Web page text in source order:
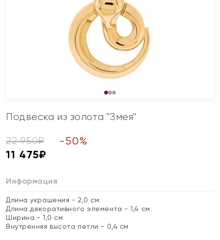
Подвеска из золота "Змея"
22 950₽ -50%
11 475₽
Информация
Длина украшения - 2,0 см
Длина декоративного элемента - 1,4 см
Ширина - 1,0 см
Внутренняя высота петли - 0,4 см